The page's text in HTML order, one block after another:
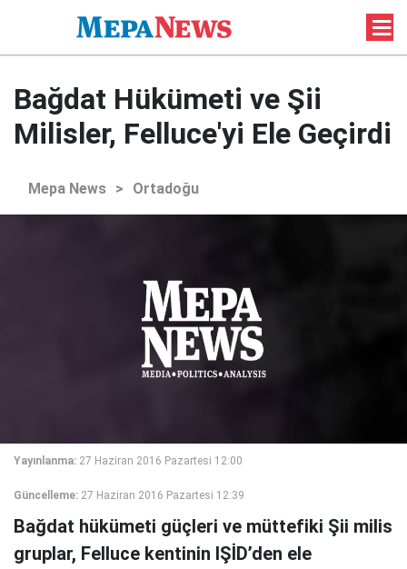
Bağdat Hükümeti ve Şii
Milisler, Felluce'yi Ele Geçirdi
Mepa News > Ortadoğu
Yayınlanma: 27 Haziran 2016 Pazartesi 12:00
Güncelleme: 27 Haziran 2016 Pazartesi 12:39
Bağdat hükümeti güçleri ve müttefiki Şii milis
gruplar, Felluce kentinin IŞİD’den ele